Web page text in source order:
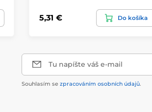
5,31 € Do košíka
Tu napíšte váš e-mail
Souhlasím se zpracováním osobních údajů.